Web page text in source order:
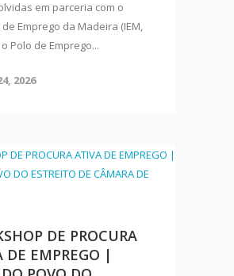
em parceria com o
Emprego da Madeira (IEM,
o Polo de Emprego...
2026
DE PROCURA
DE EMPREGO |